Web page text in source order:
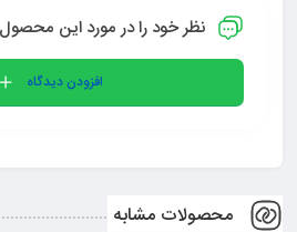
نظر خود را در مورد این
افزودن دیدگاه
محصولات مشابه